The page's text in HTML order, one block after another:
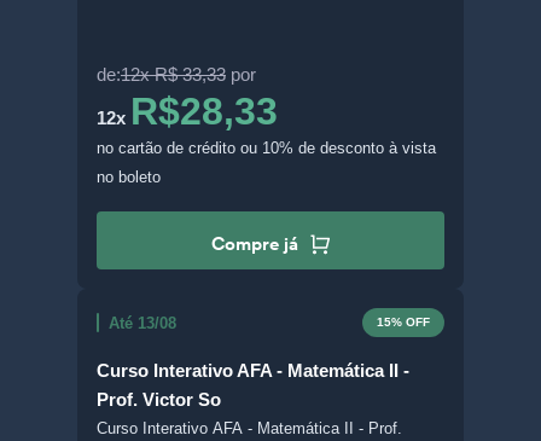
de:12x R$ 33,33 por
12x R$28,33
no cartão de crédito ou 10% de desconto à vista
no boleto
Compre já
Até 13/08 15% OFF
Curso Interativo AFA - Matemática II -
Prof. Victor So
Curso Interativo AFA - Matemática II - Prof.